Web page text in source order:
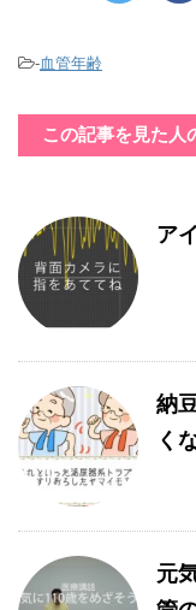
-血管年齢
この記事を見た人
ア
納
く
元